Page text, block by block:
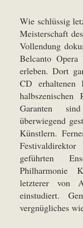
Wie schlüssig
Meisterschaft
Vollendung
Belcanto
erleben. Dort
CD
Garanten
überwiegend
Künstlern.
geführten
Philharmonie
letzterer von
einstudiert.
vergnügliches